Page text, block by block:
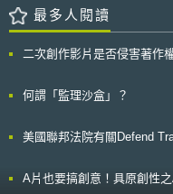
的外來危險入侵到辦公場所核
時間偵測、延遲並能及時回應
時，於設計時需考量「透過環
environmental design/
共分為五個安全等級，也就是
指公眾可出入的場所、車輛會
資產敏感性不得超過一定等級
或具一定隔離、出入管制措施
智慧政策的實施做好準備。執
公共部門採用人工智慧，也會
了神奇寶貝公司。最新版的設
目前有多種顏色提供銷售。 Claudia Ng表示：我想這是落於衍生和轉
裡。發生這件事我並不意外，
是神奇寶貝的粉絲也都會喜歡
接觸，雖然他無法確定從這場可能
品時皆須有避免侵權的考量，
最多人閱讀
二次創作影片是否侵害著作
何謂「監理沙盒」？
美國聯邦法院有關Defend
A片也要搞創意！具原創性